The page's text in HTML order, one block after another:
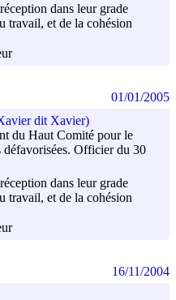
dans leur grade
travail, et de la cohésion
dit Xavier)
du Haut Comité pour le
défavorisées. Officier du 30
dans leur grade
travail, et de la cohésion
01/01/2005
16/11/2004